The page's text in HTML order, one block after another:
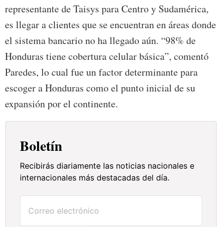
representante de Taisys para Centro y Sudamérica,
es llegar a clientes que se encuentran en áreas donde
el sistema bancario no ha llegado aún. “98% de
Honduras tiene cobertura celular básica”, comentó
Paredes, lo cual fue un factor determinante para
escoger a Honduras como el punto inicial de su
expansión por el continente.
Boletín
Recibirás diariamente las noticias nacionales e
internacionales más destacadas del día.